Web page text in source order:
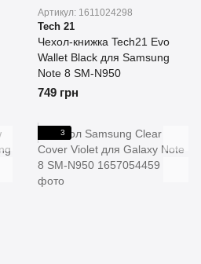
Артикул: 1611024298
Tech 21
Чехол-книжка Tech21 Evo
Wallet Black для Samsung
Note 8 SM-N950
749 грн
3